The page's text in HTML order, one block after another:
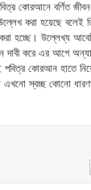
কোরআনে বর্ণিত
করা হয়েছে বলেই
হচ্ছে। উল্লেখ্য
দাবী করে এর আগে
কোরআন হাতে
এখনো স্বচ্ছ কোনো